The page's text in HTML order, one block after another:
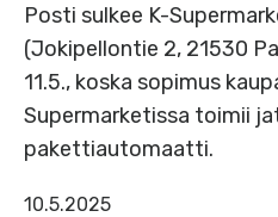
Posti sulkee K-
(Jokipellontie 2, 21530
11.5., koska sopimus
Supermarketissa toimii
pakettiautomaatti.
10.5.2025